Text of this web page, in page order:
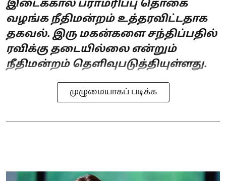
இடைக்கால பராமரிப்பு தொகை
வழங்க நீதிமன்றம் உத்தரவிட்டதாக
தகவல். இரு மகன்களை சந்திப்பதில்
ரவிக்கு தடையில்லை என்றும்
நீதிமன்றம் தெளிவுபடுத்தியுள்ளது.
முழுமையாகப் படிக்க